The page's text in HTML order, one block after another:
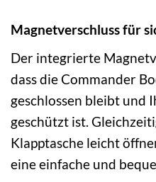
Magnetverschluss für
Der integrierte
dass die Commander
geschlossen bleibt und
geschützt ist.
Klapptasche leicht
eine einfache und